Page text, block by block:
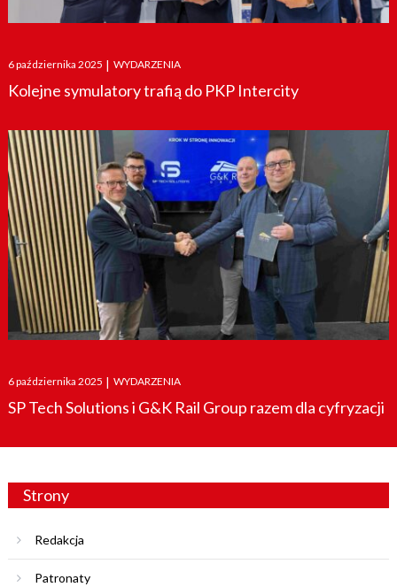
Posted
on
6 października 2025 | WYDARZENIA
Kolejne symulatory trafią do PKP Intercity
Posted
on
6 października 2025 | WYDARZENIA
SP Tech Solutions i G&K Rail Group razem dla cyfryzacji
Strony
Redakcja
Patronaty